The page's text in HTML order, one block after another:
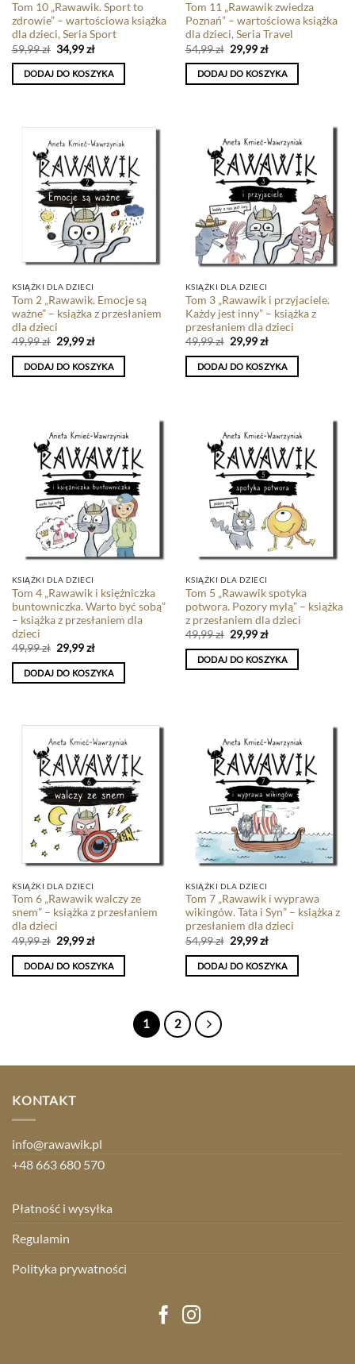
Tom 10 „Rawawik. Sport to
zdrowie” – wartościowa książka
dla dzieci, Seria Sport
59,99zł 34,99zł
DODAJ DO KOSZYKA
Tom 11 „Rawawik zwiedza
Poznań” – wartościowa książka
dla dzieci, Seria Travel
54,99zł 29,99zł
DODAJ DO KOSZYKA
KSIĄŻKI DLA DZIECI
Tom 2 „Rawawik. Emocje są
ważne” – książka z przesłaniem
dla dzieci
49,99zł 29,99zł
DODAJ DO KOSZYKA
KSIĄŻKI DLA DZIECI
Tom 3 „Rawawik i przyjaciele.
Każdy jest inny” – książka z
przesłaniem dla dzieci
49,99zł 29,99zł
DODAJ DO KOSZYKA
KSIĄŻKI DLA DZIECI
Tom 4 „Rawawik i księżniczka
buntowniczka. Warto być sobą”
– książka z przesłaniem dla
dzieci
49,99zł 29,99zł
DODAJ DO KOSZYKA
KSIĄŻKI DLA DZIECI
Tom 5 „Rawawik spotyka
potwora. Pozory mylą” – książka
z przesłaniem dla dzieci
49,99zł 29,99zł
DODAJ DO KOSZYKA
KSIĄŻKI DLA DZIECI
Tom 6 „Rawawik walczy ze
snem” – książka z przesłaniem
dla dzieci
49,99zł 29,99zł
DODAJ DO KOSZYKA
KSIĄŻKI DLA DZIECI
Tom 7 „Rawawik i wyprawa
wikingów. Tata i Syn” – książka z
przesłaniem dla dzieci
54,99zł 29,99zł
DODAJ DO KOSZYKA
1 2
KONTAKT
info@rawawik.pl
+48 663 680 570
Płatność i wysyłka
Regulamin
Polityka prywatności